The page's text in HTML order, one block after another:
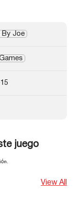
By Joe
juego
View All